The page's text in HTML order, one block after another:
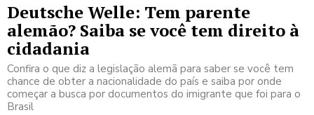
Deutsche Welle: Tem parente
alemão? Saiba se você tem direito à
cidadania
Confira o que diz a legislação alemã para saber se você tem
chance de obter a nacionalidade do país e saiba por onde
começar a busca por documentos do imigrante que foi para o
Brasil